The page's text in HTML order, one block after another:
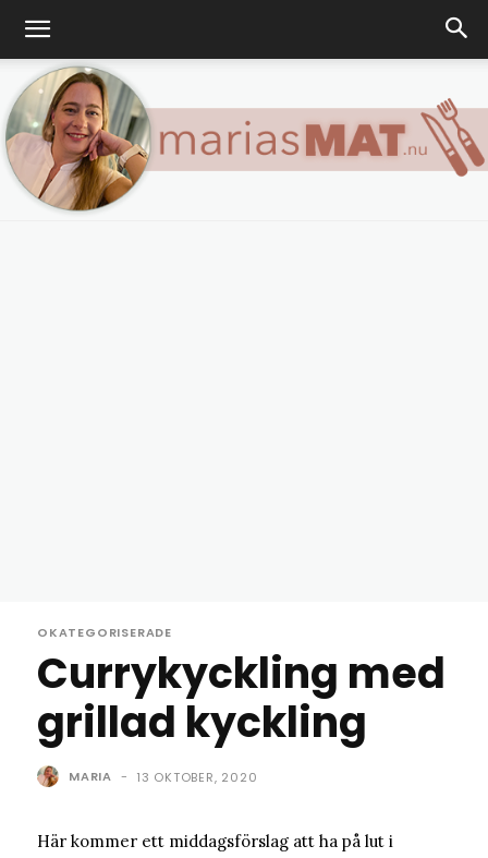
OKATEGORISERADE
Currykyckling med
grillad kyckling
MARIA - 13 OKTOBER, 2020
Här kommer ett middagsförslag att ha på lut i